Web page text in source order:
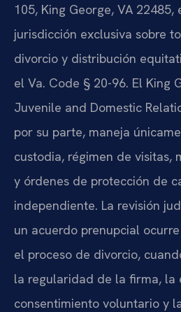
105, King George, VA 22485,
jurisdicción exclusiva sobre
divorcio y distribución
el Va. Code § 20-96. El King
Juvenile and Domestic
por su parte, maneja
custodia, régimen de visitas,
y órdenes de protección de
independiente. La revisión
un acuerdo prenupcial
el proceso de divorcio,
la regularidad de la firma, la
consentimiento voluntario y